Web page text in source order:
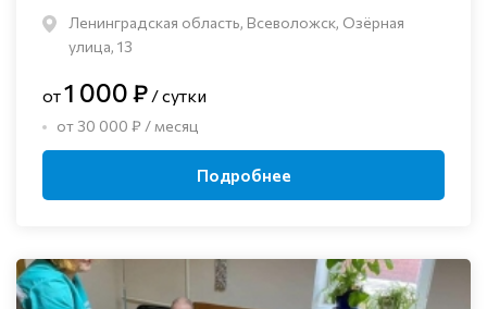
Ленинградская область, Всеволожск, Озёрная
улица, 13
от1 000 ₽ / сутки
от 30 000 ₽ / месяц
Подробнее